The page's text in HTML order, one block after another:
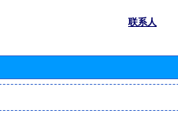
联系人